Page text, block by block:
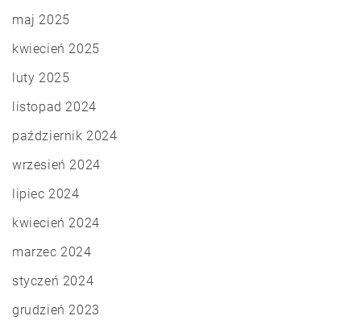
maj 2025
kwiecień 2025
luty 2025
listopad 2024
październik 2024
wrzesień 2024
lipiec 2024
kwiecień 2024
marzec 2024
styczeń 2024
grudzień 2023